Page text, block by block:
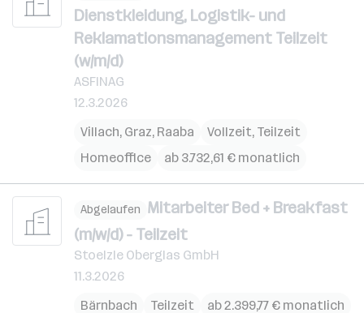
Dienstkleidung, Logistik- und
Reklamationsmanagement Teilzeit
(w/m/d)
ASFINAG
12.3.2026
Villach, Graz, Raaba
Vollzeit, Teilzeit
Homeoffice
ab 3.732,61 € monatlich
Abgelaufen Mitarbeiter Bed + Breakfast
(m/w/d) - Teilzeit
Stoelzle Oberglas GmbH
11.3.2026
Bärnbach
Teilzeit ab 2.399,77 € monatlich